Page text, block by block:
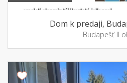
Dom k predaji,
Budapešť II